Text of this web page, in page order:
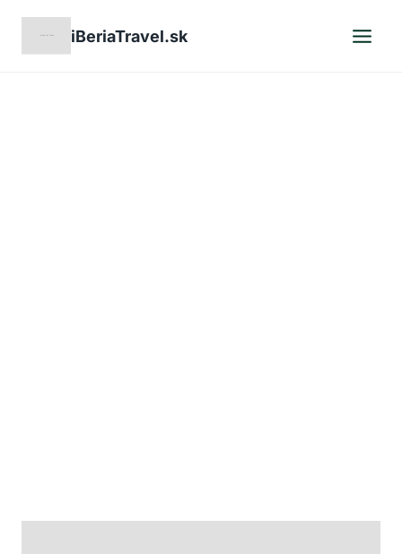
iBeriaTravel.sk